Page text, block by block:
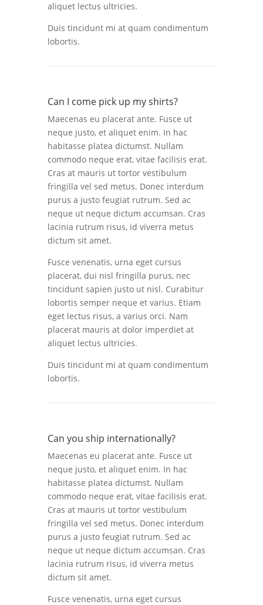
aliquet lectus ultricies.
Duis tincidunt mi at quam condimentum
lobortis.
Can I come pick up my shirts?
Maecenas eu placerat ante. Fusce ut
neque justo, et aliquet enim. In hac
habitasse platea dictumst. Nullam
commodo neque erat, vitae facilisis erat.
Cras at mauris ut tortor vestibulum
fringilla vel sed metus. Donec interdum
purus a justo feugiat rutrum. Sed ac
neque ut neque dictum accumsan. Cras
lacinia rutrum risus, id viverra metus
dictum sit amet.
Fusce venenatis, urna eget cursus
placerat, dui nisl fringilla purus, nec
tincidunt sapien justo ut nisl. Curabitur
lobortis semper neque et varius. Etiam
eget lectus risus, a varius orci. Nam
placerat mauris at dolor imperdiet at
aliquet lectus ultricies.
Duis tincidunt mi at quam condimentum
lobortis.
Can you ship internationally?
Maecenas eu placerat ante. Fusce ut
neque justo, et aliquet enim. In hac
habitasse platea dictumst. Nullam
commodo neque erat, vitae facilisis erat.
Cras at mauris ut tortor vestibulum
fringilla vel sed metus. Donec interdum
purus a justo feugiat rutrum. Sed ac
neque ut neque dictum accumsan. Cras
lacinia rutrum risus, id viverra metus
dictum sit amet.
Fusce venenatis, urna eget cursus